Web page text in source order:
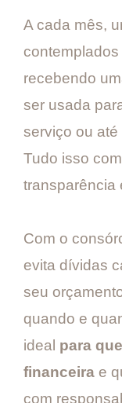
A cada mês,
recebendo
ser usada
serviço ou
Tudo isso com
transparência
Com o
evita dívidas
seu
quando e
ideal para
financeira e
com